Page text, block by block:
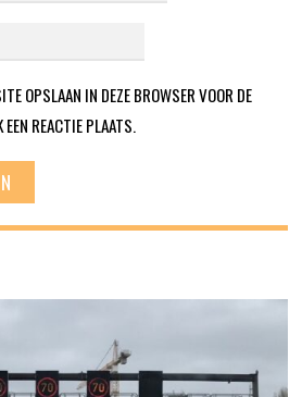
OPSLAAN IN DEZE BROWSER VOOR DE
EEN REACTIE PLAATS.